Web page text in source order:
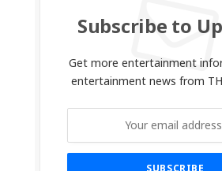
Subscribe to
Get more entertainment
entertainment news from